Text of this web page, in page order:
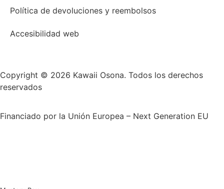
Política de devoluciones y reembolsos
Accesibilidad web
Copyright © 2026 Kawaii Osona. Todos los derechos
reservados
Financiado por la Unión Europea – Next Generation EU